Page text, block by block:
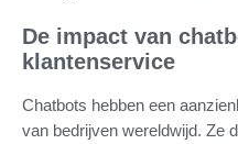
De impact van
klantenservice
Chatbots hebben een
van bedrijven wereldwijd. Ze